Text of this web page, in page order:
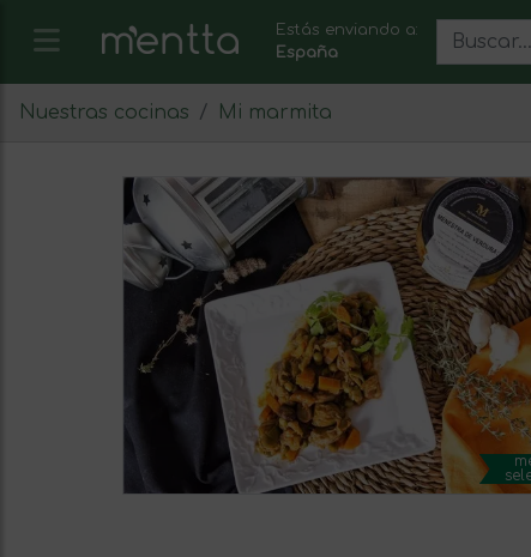
Estás enviando a:
España
Nuestras cocinas Mi marmita